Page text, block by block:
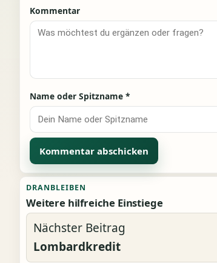
Kommentar
Name oder Spitzname *
Alternative:
DRANBLEIBEN
Weitere hilfreiche Einstiege
Nächster Beitrag
Lombardkredit